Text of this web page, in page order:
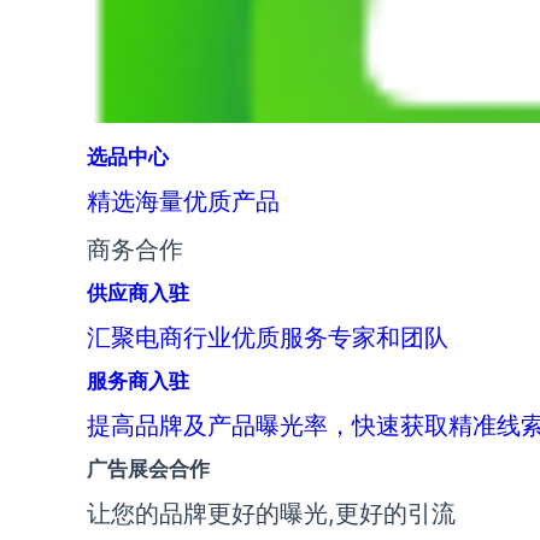
选品中心
精选海量优质产品
商务合作
供应商入驻
汇聚电商行业优质服务专家和团队
服务商入驻
提高品牌及产品曝光率，快速获取精准线
广告展会合作
让您的品牌更好的曝光,更好的引流